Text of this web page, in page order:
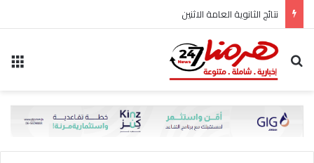
نتائج الثانوية العامة الاثنين
بحث عن